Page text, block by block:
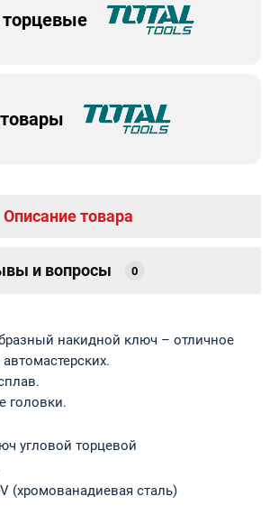
Описание товара
и вопросы 0
накидной ключ – отличное
головки.
угловой торцевой
(хромованадиевая сталь)